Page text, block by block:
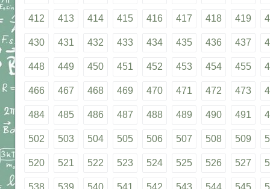
412 413 414 415 416 417 418 419
430 431 432 433 434 435 436 437
448 449 450 451 452 453 454 455
466 467 468 469 470 471 472 473
484 485 486 487 488 489 490 491
502 503 504 505 506 507 508 509
520 521 522 523 524 525 526 527